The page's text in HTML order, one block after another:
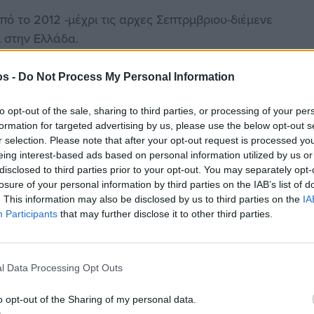
- Do Not Process My Personal Information
opt-out of the sale, sharing to third parties, or processing of your
for targeted advertising by us, please use the below opt-out
selection. Please note that after your opt-out request is processed
interest-based ads based on personal information utilized by us
to third parties prior to your opt-out. You may separately
of your personal information by third parties on the IAB’s list of
This information may also be disclosed by us to third parties on the
Participants that may further disclose it to other third parties.
Data Processing Opt Outs
opt-out of the Sharing of my personal data.
2012 -μέχρι τις αρχες Σεπτρμβριου-διέμενε
στην Ελλάδα.
Αιγαίου, συνελήφθη ενώ αναμένεται να
Viber ομάδαμας και δείτε όλες τις ειδήσεις από